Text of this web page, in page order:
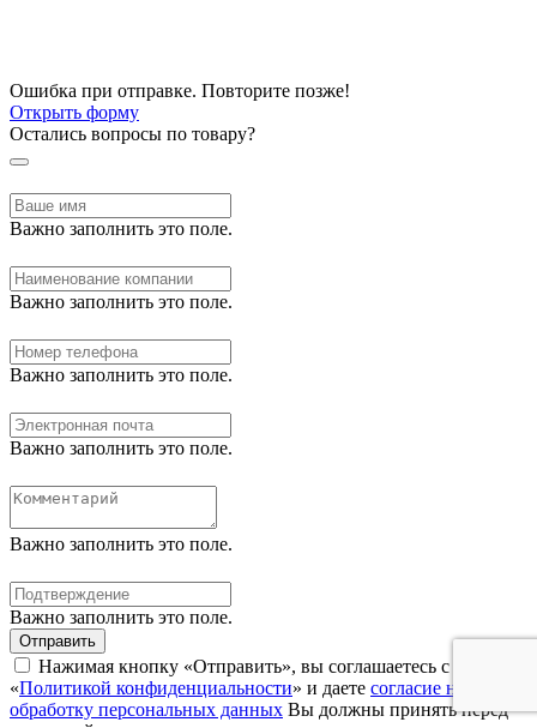
Ошибка при отправке. Повторите позже!
Открыть форму
Остались вопросы по товару?
Важно заполнить это поле.
Важно заполнить это поле.
Важно заполнить это поле.
Важно заполнить это поле.
Важно заполнить это поле.
Важно заполнить это поле.
Отправить
Нажимая кнопку «Отправить», вы соглашаетесь с нашей
«Политикой конфиденциальности» и даете согласие на
обработку персональных данных Вы должны принять перед